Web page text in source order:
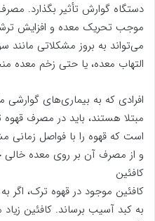
دستگاه گوارش تأثیر بگذارد.
موجب تحریک معده و افزایش
می‌تواند به بروز مشکلاتی
التهاب معده، یا حتی زخم معده
افرادی که به بیماری‌های گوارشی
مبتلا هستند، باید در مصرف قهوه
است که قهوه را با فواصل
و از مصرف آن بر روی معده خالی
کافئین
کافئین موجود در قهوه ترک،
به کبد آسیب برساند. کافئین زیاد